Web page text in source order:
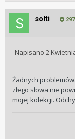
solti 297
Napisano 2
Żadnych
złego słowa nie
mojej kolekcji.